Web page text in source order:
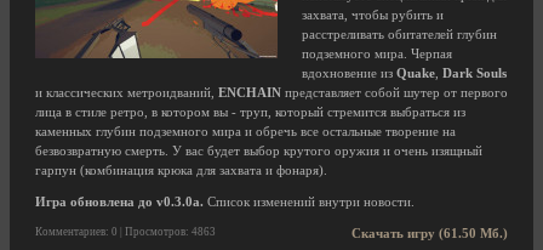
захвата, чтобы рубить и
расстреливать обитателей глубин
подземного мира. Черпая
вдохновение из Quake Dark Souls
и классических метроидваний, ENCHAIN ​​представляет собой шутер от первого
лица в стиле ретро, ​​в котором вы - труп, который стремится выбраться из
каменных глубин подземного мира и обречь все остальные творение на
безвозвратную смерть. У вас будет выбор крутого оружия и очень изящный
гарпун (комбинация крюка для захвата и фонаря).
Игра обновлена до v0.3.0a. Список изменений внутри новости.
Скачать игру (61.50 Мб.)
Комментариев: 0 | Просмотров: 4863